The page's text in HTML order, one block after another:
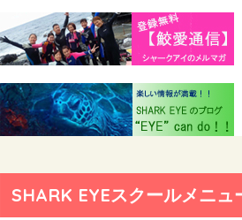
SHARK EYEスクールメニュ